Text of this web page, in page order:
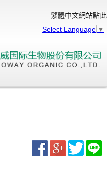
繁體中文網站點此
Select Language ▼